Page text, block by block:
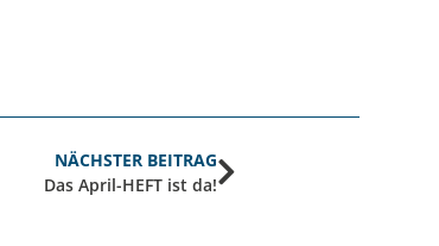
NÄCHSTER BEITRAG
Das April-HEFT ist da!